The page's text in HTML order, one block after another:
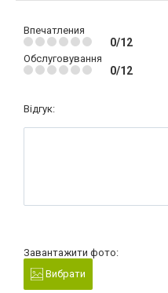
Впечатления
0/12
Обслуговування
0/12
Відгук:
Завантажити фото:
Вибрати